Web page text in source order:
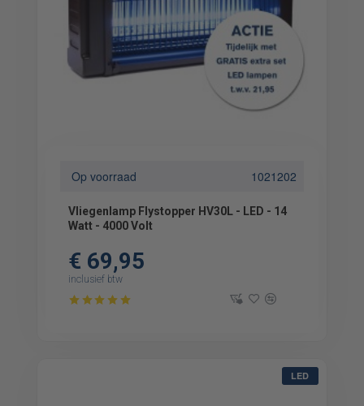
Op voorraad 1021202
Vliegenlamp Flystopper HV30L - LED - 14
Watt - 4000 Volt
€ 69,95
inclusief btw
LED